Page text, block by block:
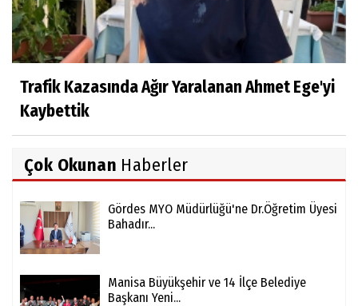
Trafik Kazasında Ağır Yaralanan Ahmet Ege'yi
Kaybettik
Çok Okunan Haberler
Gördes MYO Müdürlüğü'ne Dr.Öğretim Üyesi
Bahadır...
Manisa Büyükşehir ve 14 İlçe Belediye
Başkanı Yeni...